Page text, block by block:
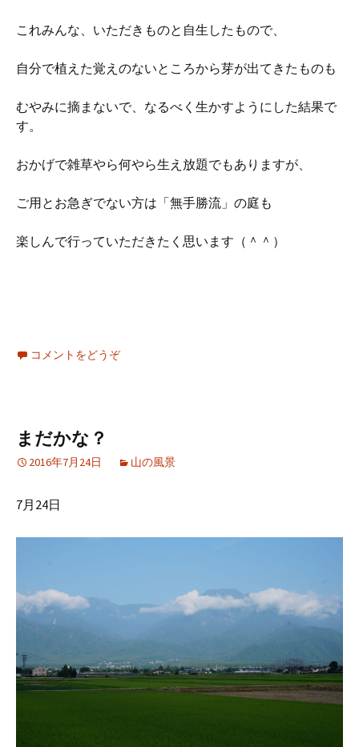
これみんな、いただきものと自生したもので、
自分で植えた覚えのないところから芽が出てきたものも
むやみに摘まないで、なるべく生かすようにした結果で
す。
おかげで雑草やら何やら生え放題でもありますが、
ご用とお急ぎでない方は「無手勝流」の庭も
楽しんで行っていただきたく思います（＾＾）
コメントをどうぞ
まだかな？
2016年7月24日 山の風景
7月24日